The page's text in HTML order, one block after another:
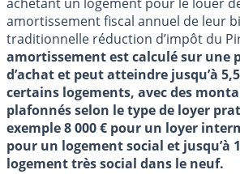
amortissement fiscal annuel de leur
traditionnelle réduction d’impôt du
amortissement est calculé sur une
d’achat et peut atteindre jusqu’à
certains logements, avec des
plafonnés selon le type de loyer
exemple 8 000 € pour un loyer
pour un logement social et jusqu’à
logement très social dans le neuf.